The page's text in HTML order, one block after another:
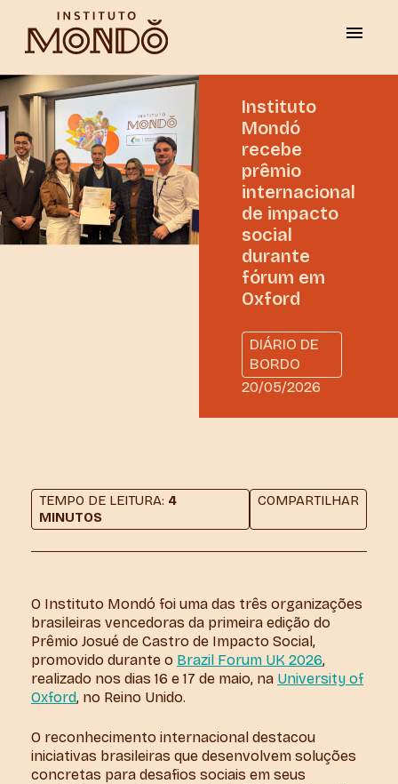
Instituto
Mondó
recebe
prêmio
internacional
de impacto
social
durante
fórum em
Oxford
DIÁRIO DE
BORDO
20/05/2026
TEMPO DE LEITURA: 4
MINUTOS
COMPARTILHAR
O Instituto Mondó foi uma das três organizações
brasileiras vencedoras da primeira edição do
Prêmio Josué de Castro de Impacto Social,
promovido durante o Brazil Forum UK 2026,
realizado nos dias 16 e 17 de maio, na University of
Oxford, no Reino Unido.
O reconhecimento internacional destacou
iniciativas brasileiras que desenvolvem soluções
concretas para desafios sociais em seus